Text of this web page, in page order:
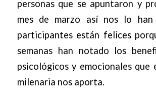
personas que se apuntaron y
mes de marzo así nos lo han
participantes están felices
semanas han notado los
psicológicos y emocionales que
milenaria nos aporta.